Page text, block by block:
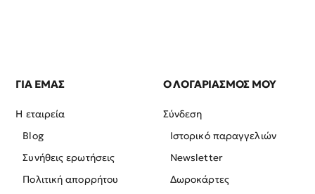
ΓΙΑ ΕΜΑΣ
Η εταιρεία
Blog
Συνήθεις ερωτήσεις
Πολιτική απορρήτου
Ο ΛΟΓΑΡΙΑΣΜΟΣ ΜΟΥ
Σύνδεση
Ιστορικό παραγγελιών
Newsletter
Δωροκάρτες